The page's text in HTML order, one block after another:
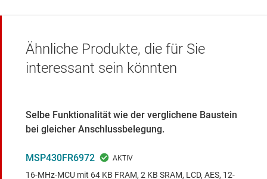
Ähnliche Produkte, die für Sie
interessant sein könnten
Selbe Funktionalität wie der verglichene Baustein
bei gleicher Anschlussbelegung.
MSP430FR6972
16-MHz-MCU mit 64 KB FRAM, 2 KB SRAM, LCD, AES, 12-